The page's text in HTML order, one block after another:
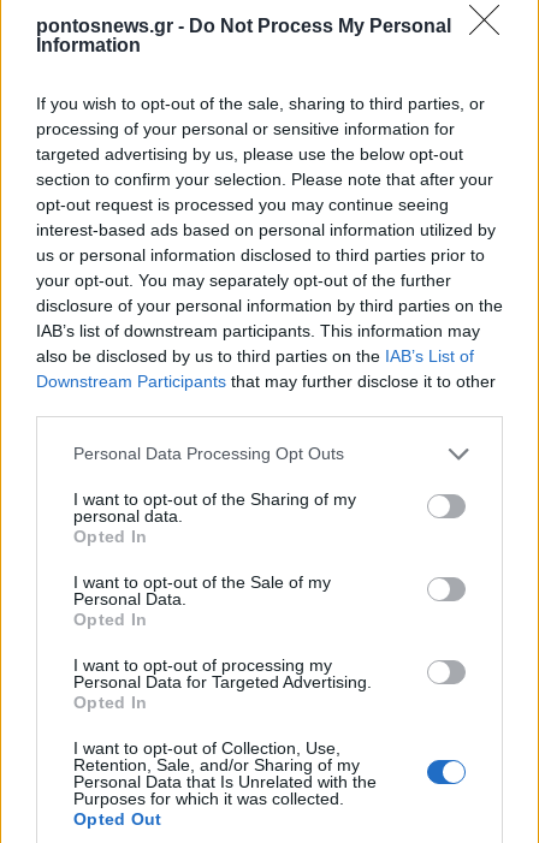
pontosnews.gr - Do Not Process My Personal
Information
If you wish to opt-out of the sale, sharing to third parties, or
processing of your personal or sensitive information for
targeted advertising by us, please use the below opt-out
section to confirm your selection. Please note that after your
opt-out request is processed you may continue seeing
interest-based ads based on personal information utilized by
us or personal information disclosed to third parties prior to
your opt-out. You may separately opt-out of the further
disclosure of your personal information by third parties on the
IAB’s list of downstream participants. This information may
also be disclosed by us to third parties on the IAB’s List of
Downstream Participants that may further disclose it to other
Please note that this website/app uses one or more Google
not limited to your visit or usage behaviour. You may click to
grant or deny consent to Google and its third-party tags to
use your data for below specified purposes in below Google
consent section.
Personal Data Processing Opt Outs
I want to opt-out of the Sharing of my
personal data.
Opted In
I want to opt-out of the Sale of my
Personal Data.
Opted In
I want to opt-out of processing my
Personal Data for Targeted Advertising.
Opted In
I want to opt-out of Collection, Use,
Retention, Sale, and/or Sharing of my
Personal Data that Is Unrelated with the
Purposes for which it was collected.
Opted Out
ΕΛΛΑΔΑ
Πυροσβεστική: Τρεις συλλήψεις για πρόκληση
πυρκαγιάς και παραβάσεις πυροπροστασίας
5/08/2026 - 11:00μμ
Λέσβος: Με τις καλύτερες… γεύσεις πέρασε στην
ιστορία η τριήμερη 39η Γιορτή Σαρδέλας – Το
σήμα κατατεθέν του κόλπου της Καλλονής